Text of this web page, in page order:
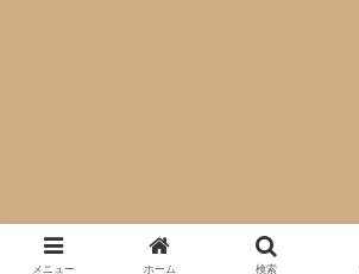
メニュー ホーム 検索